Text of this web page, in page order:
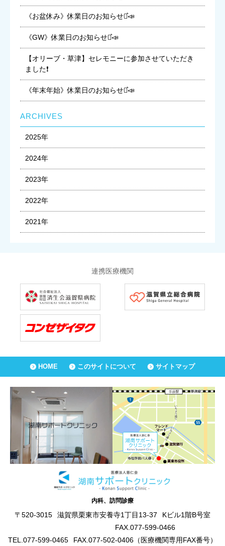
《お盆休み》休業日のお知らせ⋆͛📣
《GW》休業日のお知らせ⋆͛📣
【オリーブ・草津】セレモニーに参加させていただき
ました❗
《年末年始》休業日のお知らせ⋆͛📣
ARCHIVES
2025年
2024年
2023年
2022年
2021年
連携医療機関
HOME このサイトについて サイトマップ
内科、訪問診療
〒520-3015 滋賀県栗東市安養寺1丁目13-37 Kビル1階B号室
TEL.077-599-0465
FAX.077-599-0466
FAX.077-502-0406（医療機関専用FAX番号）